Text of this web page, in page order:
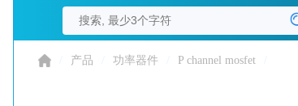
产品 功率器件 P channel mosfet